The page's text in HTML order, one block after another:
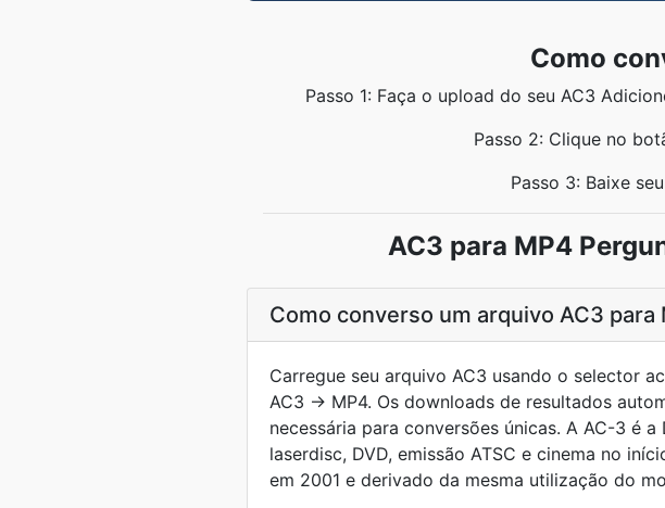
Como
Passo 1: Faça o upload do seu AC3
Passo 2: Clique no
Passo 3: Baixe
AC3 para MP4
Como converso um arquivo AC3 para
Carregue seu arquivo AC3 usando o selector
AC3 → MP4. Os downloads de resultados
necessária para conversões únicas. A AC-3 é
laserdisc, DVD, emissão ATSC e cinema no
em 2001 e derivado da mesma utilização do